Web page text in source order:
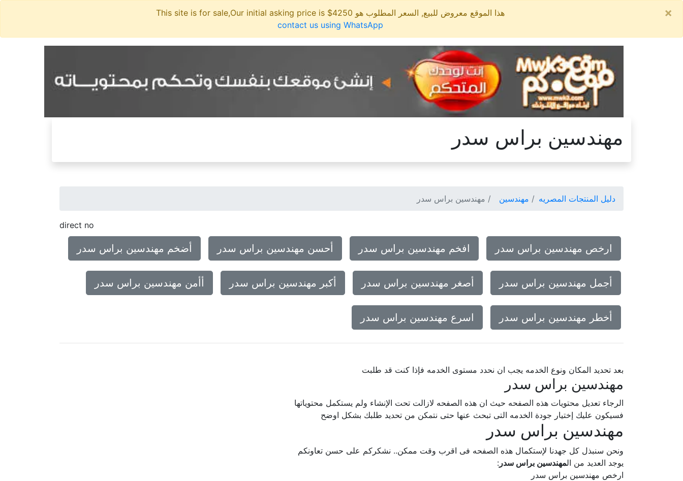
هذا الموقع معروض للبيع, السعر المطلوب هو 4250$ This site is for sale,Our initial asking price is
contact us using WhatsApp
×
مهندسين براس سدر
دليل المنتجات المصريه مهندسين مهندسين براس سدر
direct no
ارخص مهندسين براس سدر افخم مهندسين براس سدر أحسن مهندسين براس سدر أضخم مهندسين براس سدر
أجمل مهندسين براس سدر أصغر مهندسين براس سدر أكبر مهندسين براس سدر أأمن مهندسين براس سدر
أخطر مهندسين براس سدر اسرع مهندسين براس سدر
بعد تحديد المكان ونوع الخدمه يجب ان نحدد مستوى الخدمه فإذا كنت قد طلبت
مهندسين براس سدر
الرجاء تعديل محتويات هذه الصفحه حيث ان هذه الصفحه لازالت تحت الإنشاء ولم يستكمل محتوياتها
فسيكون عليك إختيار جودة الخدمه التى تبحث عنها حتى نتمكن من تحديد طلبك بشكل اوضح
مهندسين براس سدر
ونحن سنبذل كل جهدنا لإستكمال هذه الصفحه فى اقرب وقت ممكن.. نشكركم على حسن تعاونكم
يوجد العديد من المهندسين براس سدر :
ارخص مهندسين براس سدر